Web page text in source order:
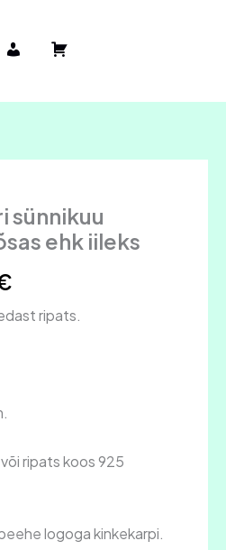
M
n
t
o
O
t
v
sünnikuu
ehk iileks
Hinnavahemik:
42,00 €
62,00 €
ripats.
ripats koos 925
logoga kinkekarpi.